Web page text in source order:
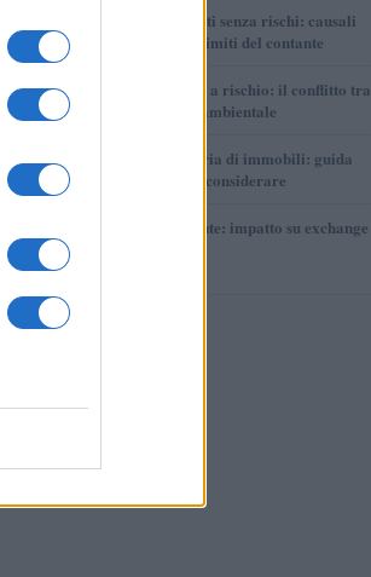
2
Bonifici tra parenti senza rischi: causali
corrette, prove e limiti del contante
3
Autonomia Sarda a rischio: il conflitto tra
sviluppo e tutela ambientale
4
Divisione ereditaria di immobili: guida
pratica e costi da considerare
5
DAC8 e criptovalute: impatto su exchange